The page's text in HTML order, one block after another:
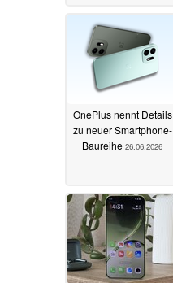
OnePlus nennt Details
zu neuer Smartphone-
Baureihe 26.06.2026